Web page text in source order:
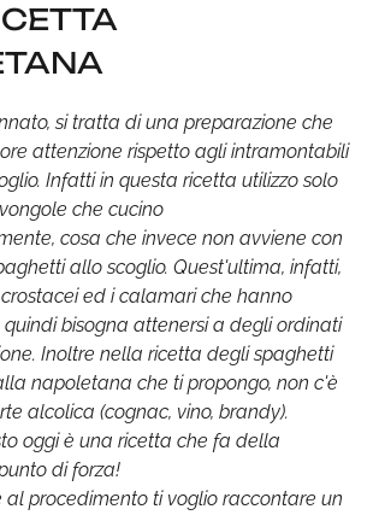
si tratta di una preparazione che
attenzione rispetto agli intramontabili
Infatti in questa ricetta utilizzo solo
che cucino
cosa che invece non avviene con
allo scoglio. Quest'ultima, infatti,
ed i calamari che hanno
bisogna attenersi a degli ordinati
Inoltre nella ricetta degli spaghetti
napoletana che ti propongo, non c'è
alcolica (cognac, vino, brandy).
oggi è una ricetta che fa della
di forza!
al procedimento ti voglio raccontare un